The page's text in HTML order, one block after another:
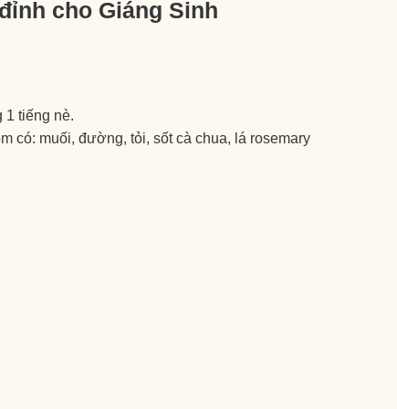
cho Giáng Sinh
1 tiếng nè.
có: muối, đường, tỏi, sốt cà chua, lá rosemary